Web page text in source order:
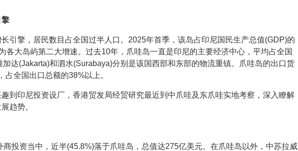
擎
引擎，居民数目占全国过半人口。2025年首季，该岛占印尼国民生产总值(GDP)的
各大岛屿第二大增速。过去10年，爪哇岛一直是印尼的主要经济中心，平均占全国
达(Jakarta)和泗水(Surabaya)分别是该国西部和东部的物流重镇。爪哇岛的出口货
占全国出口总额的38%以上。
到印尼投资设厂，香港贸发局经贸研究最近到中爪哇及东爪哇实地考察，深入瞭解
趋势。
商投资当中，近半(45.8%)落于爪哇岛，总值达275亿美元。在爪哇岛以外，中苏拉威